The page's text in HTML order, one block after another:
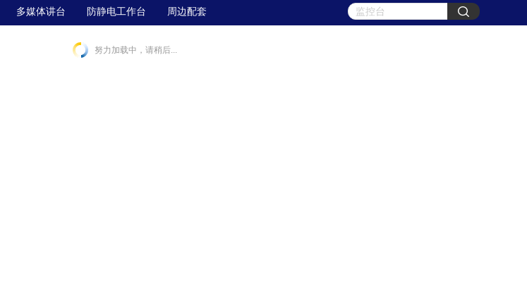
多媒体讲台 防静电工作台 周边配套
努力加载中，请稍后...